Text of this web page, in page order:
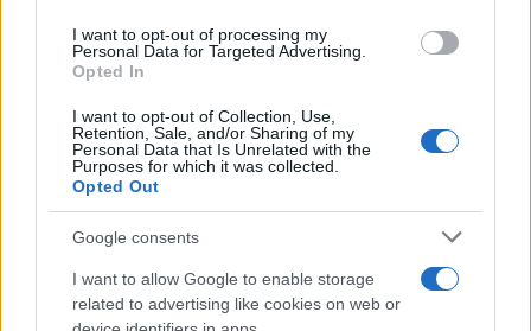
I want to opt-out of processing my
Personal Data for Targeted Advertising.
Opted In
I want to opt-out of Collection, Use,
Retention, Sale, and/or Sharing of my
Personal Data that Is Unrelated with the
Purposes for which it was collected.
Opted Out
Google consents
I want to allow Google to enable storage
related to advertising like cookies on web or
Giorgio Carta
6 Agosto 2026, 9:30
1.8k